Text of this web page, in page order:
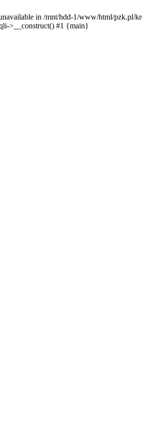
in /mnt/hdd-1/www/html/pzk.pl/
>__construct() #1 {main}